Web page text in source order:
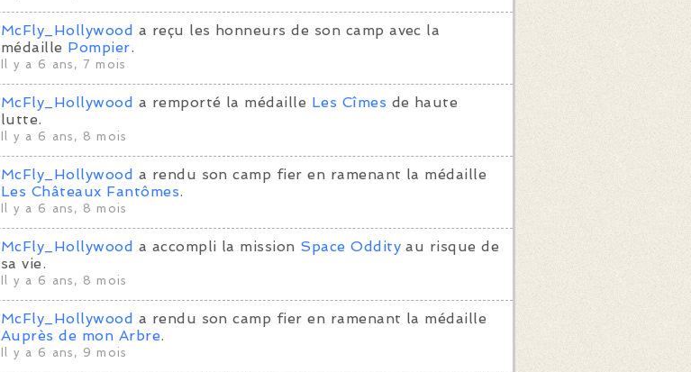
McFly_Hollywood a reçu les honneurs de son camp avec la
médaille Pompier.
Il y a 6 ans, 7 mois
McFly_Hollywood a remporté la médaille Les Cîmes de haute
lutte.
Il y a 6 ans, 8 mois
McFly_Hollywood a rendu son camp fier en ramenant la médaille
Les Châteaux Fantômes.
Il y a 6 ans, 8 mois
McFly_Hollywood a accompli la mission Space Oddity au risque de
sa vie.
Il y a 6 ans, 8 mois
McFly_Hollywood a rendu son camp fier en ramenant la médaille
Auprès de mon Arbre.
Il y a 6 ans, 9 mois